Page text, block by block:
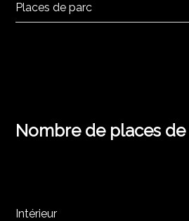
Places de parc
Nombre de places
Intérieur